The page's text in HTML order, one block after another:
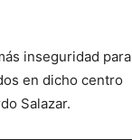
inseguridad para
en dicho centro
Salazar.